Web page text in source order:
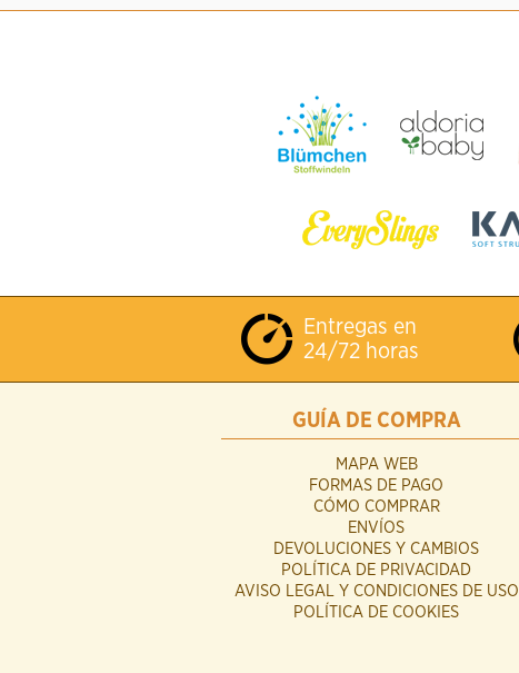
Entregas en
24/72 horas
GUÍA DE COMPRA
MAPA WEB
FORMAS DE PAGO
CÓMO COMPRAR
ENVÍOS
DEVOLUCIONES Y CAMBIOS
POLÍTICA DE PRIVACIDAD
AVISO LEGAL Y CONDICIONES DE USO
POLÍTICA DE COOKIES